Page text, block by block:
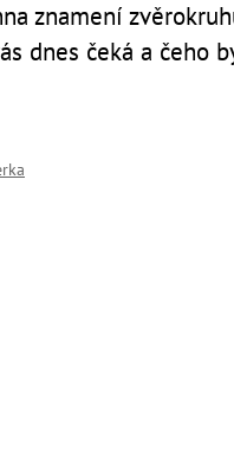
znamení
dnes čeká a čeho